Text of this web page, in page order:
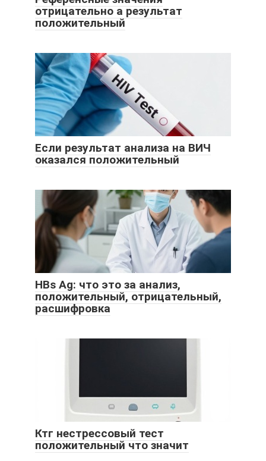
отрицательно а результат
положительный
Если результат анализа на ВИЧ
оказался положительный
HBs Ag: что это за анализ,
положительный, отрицательный,
расшифровка
Ктг нестрессовый тест
положительный что значит